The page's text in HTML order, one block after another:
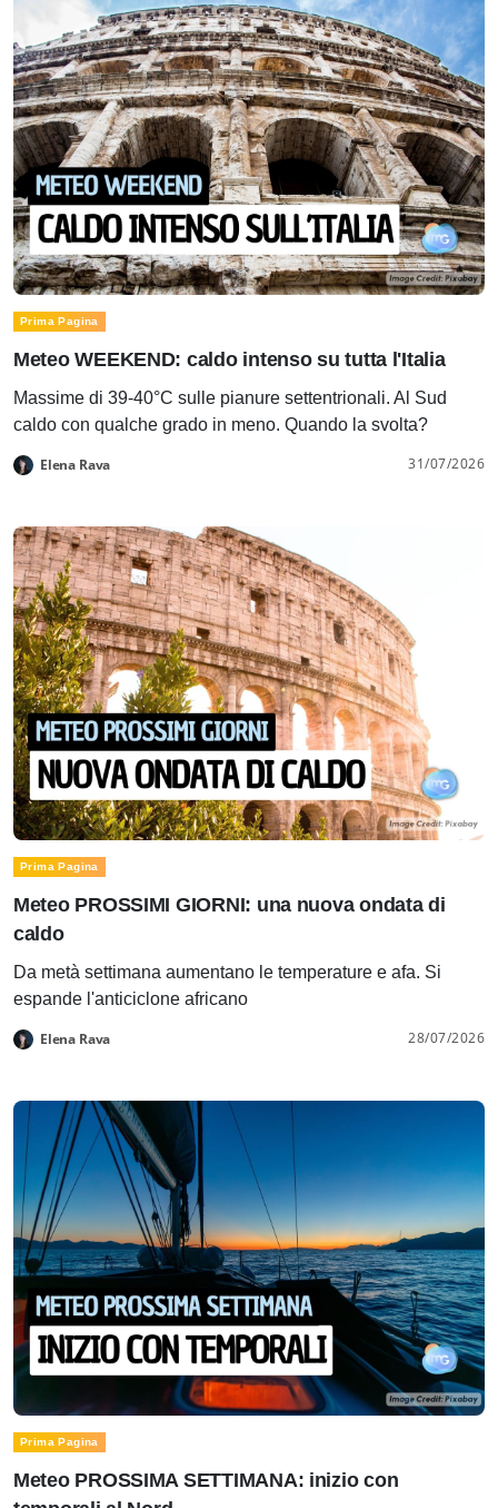
Prima Pagina
Meteo WEEKEND: caldo intenso su tutta l'Italia
Massime di 39-40°C sulle pianure settentrionali. Al Sud
caldo con qualche grado in meno. Quando la svolta?
Elena Rava 31/07/2026
Prima Pagina
Meteo PROSSIMI GIORNI: una nuova ondata di
caldo
Da metà settimana aumentano le temperature e afa. Si
espande l'anticiclone africano
Elena Rava 28/07/2026
Prima Pagina
Meteo PROSSIMA SETTIMANA: inizio con